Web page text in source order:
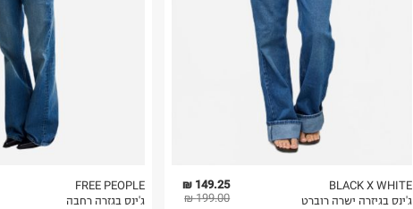
FREE PEOPLE
ג'ינס בגזרה רחבה
149.25 ₪
199.00 ₪
BLACK X WHITE
ג'ינס בגיזרה ישרה רוברט